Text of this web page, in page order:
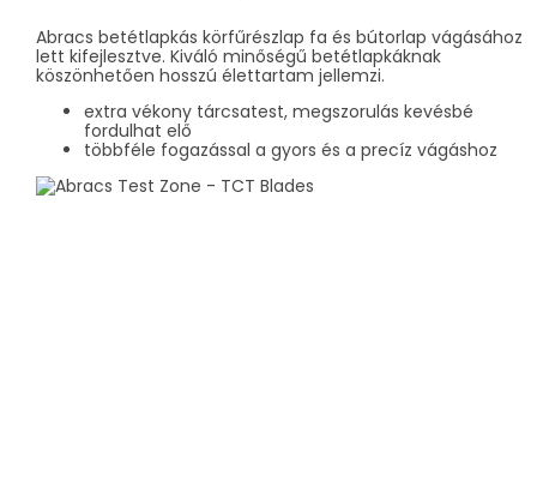
Abracs betétlapkás körfűrészlap fa és bútorlap vágásához
lett kifejlesztve. Kiváló minőségű betétlapkáknak
köszönhetően hosszú élettartam jellemzi.
extra vékony tárcsatest, megszorulás kevésbé
fordulhat elő
többféle fogazással a gyors és a precíz vágáshoz